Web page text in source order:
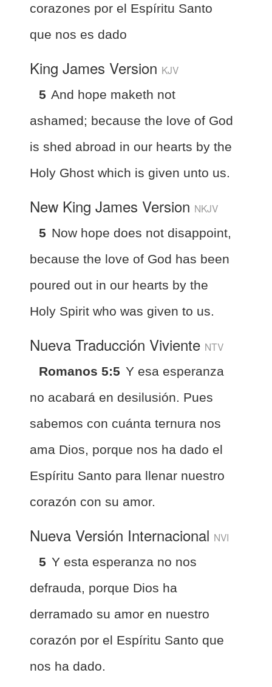
corazones por el Espíritu Santo
que nos es dado
King James Version KJV
5 And hope maketh not
ashamed; because the love of God
is shed abroad in our hearts by the
Holy Ghost which is given unto us.
New King James Version NKJV
5 Now hope does not disappoint,
because the love of God has been
poured out in our hearts by the
Holy Spirit who was given to us.
Nueva Traducción Viviente NTV
Romanos 5:5 Y esa esperanza
no acabará en desilusión. Pues
sabemos con cuánta ternura nos
ama Dios, porque nos ha dado el
Espíritu Santo para llenar nuestro
corazón con su amor.
Nueva Versión Internacional NVI
5 Y esta esperanza no nos
defrauda, porque Dios ha
derramado su amor en nuestro
corazón por el Espíritu Santo que
nos ha dado.